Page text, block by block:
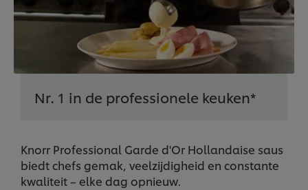
Nr. 1 in de professionele keuken*
Knorr Professional Garde d'Or Hollandaise saus
biedt chefs gemak, veelzijdigheid en constante
kwaliteit – elke dag opnieuw.